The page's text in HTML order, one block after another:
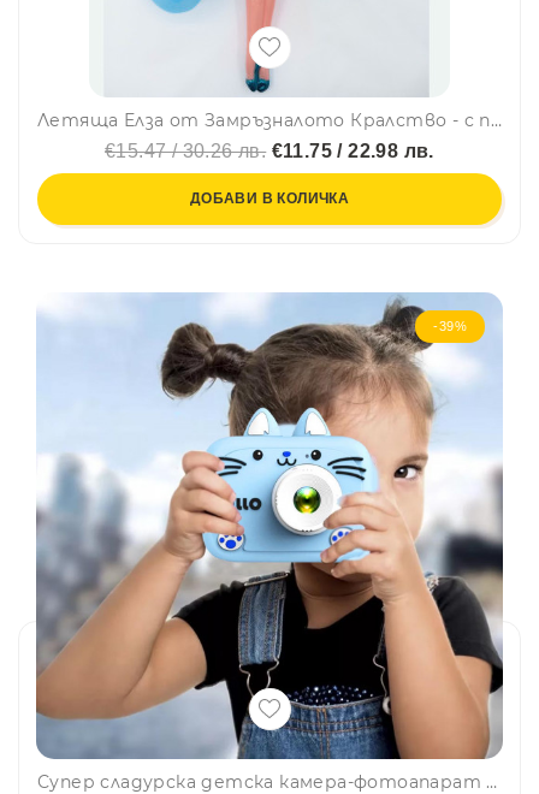
Летяща Елза от Замръзналото Кралство - с презареждаща се батерия и независим полет, BFO2
€15.47 / 30.26 лв.€11.75 / 22.98 лв.
ДОБАВИ В КОЛИЧКА
-39%
Супер сладурска детска камера-фотоапарат със силиконов кейс HELLO CAT BLUE